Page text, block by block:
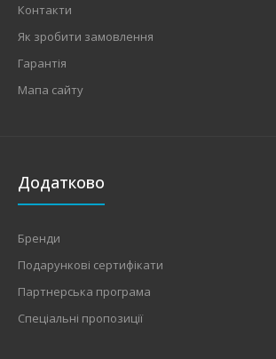
Контакти
Як зробити замовлення
Гарантія
Мапа сайту
Додатково
Бренди
Подарункові сертифікати
Партнерська програма
Спеціальні пропозиції